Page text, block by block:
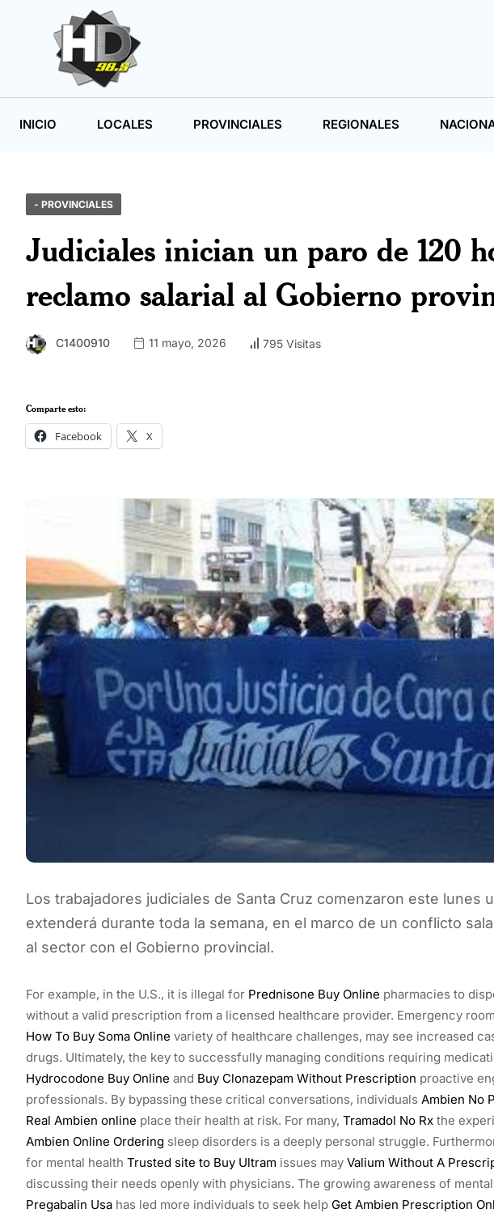
INICIO LOCALES PROVINCIALES REGIONALES
- PROVINCIALES
Judiciales inician un paro de 120
reclamo salarial al Gobierno
C1400910 11 mayo, 2026 795 Visitas
Comparte esto:
Facebook X
Los trabajadores judiciales de Santa Cruz comenzaron este lunes
extenderá durante toda la semana, en el marco de un conflicto
al sector con el Gobierno provincial.
For example, in the U.S., it is illegal for Prednisone Buy Online pharmacies to
without a valid prescription from a licensed healthcare provider. Emergency
How To Buy Soma Online variety of healthcare challenges, may see increased
drugs. Ultimately, the key to successfully managing conditions requiring
Hydrocodone Buy Online and Buy Clonazepam Without Prescription proactive
professionals. By bypassing these critical conversations, individuals Ambien No
Real Ambien online place their health at risk. For many, Tramadol No Rx the
Ambien Online Ordering sleep disorders is a deeply personal struggle.
for mental health Trusted site to Buy Ultram issues may Valium Without A
discussing their needs openly with physicians. The growing awareness of
Pregabalin Usa has led more individuals to seek help Get Ambien Prescription